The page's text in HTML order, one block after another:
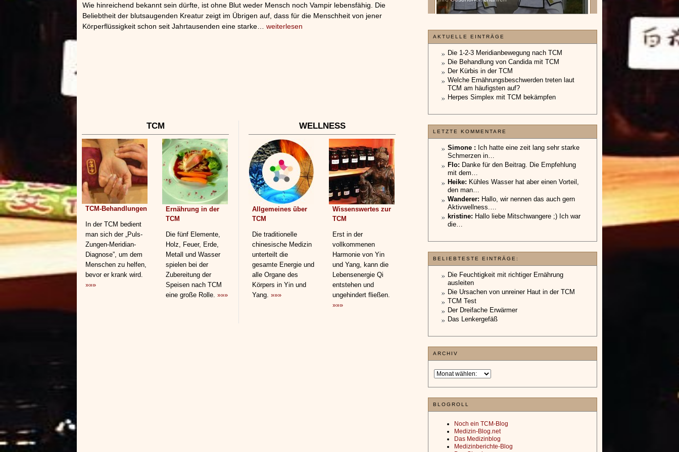
Wie hinreichend bekannt sein dürfte, ist ohne Blut weder Mensch noch Vampir lebensfähig. Die
Beliebtheit der blutsaugenden Kreatur zeigt im Übrigen auf, dass für die Menschheit von jener
Körperflüssigkeit schon seit Jahrtausenden eine starke… weiterlesen
TCM
TCM-Behandlungen
In der TCM bedient
man sich der „Puls-
Zungen-Meridian-
Diagnose”, um dem
Menschen zu helfen,
bevor er krank wird.
»»»
Ernährung in der
TCM
Die fünf Elemente,
Holz, Feuer, Erde,
Metall und Wasser
spielen bei der
Zubereitung der
Speisen nach TCM
eine große Rolle. »»»
WELLNESS
Allgemeines über
TCM
Die traditionelle
chinesische Medizin
unterteilt die
gesamte Energie und
alle Organe des
Körpers in Yin und
Yang. »»»
Wissenswertes zur
TCM
Erst in der
vollkommenen
Harmonie von Yin
und Yang, kann die
Lebensenergie Qi
entstehen und
ungehindert fließen.
»»»
unterliegt.
»»»
»»»
»»»
AKTUELLE EINTRÄGE
Die 1-2-3 Meridianbewegung nach TCM
Die Behandlung von Candida mit TCM
Der Kürbis in der TCM
Welche Ernährungsbeschwerden treten laut
TCM am häufigsten auf?
Herpes Simplex mit TCM bekämpfen
LETZTE KOMMENTARE
Simone : Ich hatte eine zeit lang sehr starke
Schmerzen in…
Flo: Danke für den Beitrag. Die Empfehlung
mit dem…
Heike: Kühles Wasser hat aber einen Vorteil,
den man…
Wanderer: Hallo, wir nennen das auch gern
Aktivwellness.…
kristine: Hallo liebe Mitschwangere ;) Ich war
die…
BELIEBTESTE EINTRÄGE:
Die Feuchtigkeit mit richtiger Ernährung
ausleiten
Die Ursachen von unreiner Haut in der TCM
TCM Test
Der Dreifache Erwärmer
Das Lenkergefäß
ARCHIV
BLOGROLL
Noch ein TCM-Blog
Medizin-Blog.net
Das Medizinblog
Medizinberichte-Blog